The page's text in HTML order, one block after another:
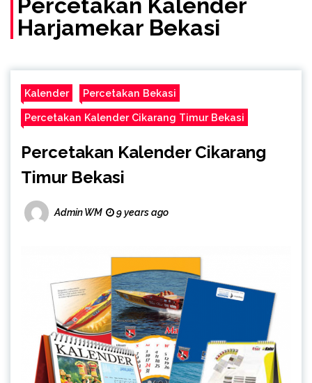
Percetakan Kalender
Harjamekar Bekasi
Kalender Percetakan Bekasi
Percetakan Kalender Cikarang Timur Bekasi
Percetakan Kalender Cikarang
Timur Bekasi
Admin WM 9 years ago